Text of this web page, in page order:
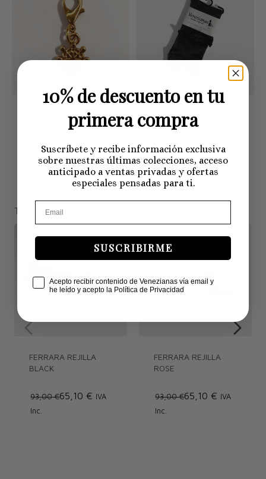
ADORNO VENEZIANAS
TIMÓN DORADO
5,00 €3,50 € IVA Inc.
CALCETINES TABI
VENEZIANAS
15,00 € 10,50 €
Inc.
Te puede interesar...
FERRARA REJILLA
BLACK
93,00 €65,10 € IVA
Inc.
FERRARA REJILLA
ROSE
93,00 €65,10 € IVA
Inc.
10% de descuento en tu
primera compra
Suscríbete y recibe información exclusiva
sobre nuestras últimas colecciones, acceso
anticipado a ventas privadas y ofertas
especiales pensadas para ti.
SUSCRIBIRME
Check Box
Acepto recibir contenido de Venezianas vía email y
he leído y acepto la Política de Privacidad